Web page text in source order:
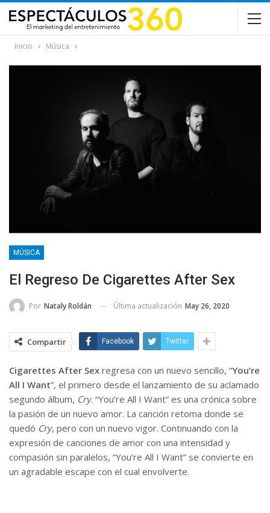
Inicio Música
MÚSICA
El Regreso De Cigarettes After Sex
Por Nataly Roldán Última actualización May 26, 2020
Compartir Facebook Twitter
Cigarettes After Sex regresa con un nuevo sencillo, “You’re
All I Want”, el primero desde el lanzamiento de su aclamado
segundo álbum, Cry. “You’re All I Want” es una crónica sobre
la pasión de un nuevo amor. La canción retoma donde se
quedó Cry, pero con un nuevo vigor. Continuando con la
expresión de canciones de amor con una intensidad y
compasión sin paralelos, “You’re All I Want” se convierte en
un agradable escape con el cual envolverte.